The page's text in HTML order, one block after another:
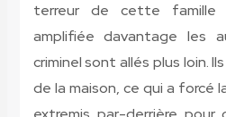
terreur de cette famille
amplifiée davantage les
criminel sont allés plus loin.
de la maison, ce qui a forcé